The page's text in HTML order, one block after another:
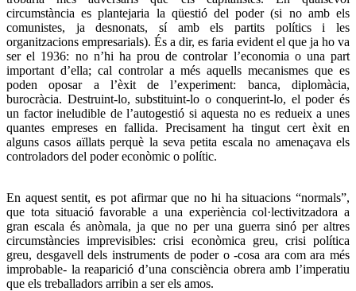
circumstància es plantejaria la qüestió del poder (si no amb els
comunistes, ja desnonats, sí amb els partits polítics i les
organitzacions empresarials). És a dir, es faria evident el que ja ho va
ser el 1936: no n’hi ha prou de controlar l’economia o una part
important d’ella; cal controlar a més aquells mecanismes que es
poden oposar a l’èxit de l’experiment: banca, diplomàcia,
burocràcia. Destruint-lo, substituint-lo o conquerint-lo, el poder és
un factor ineludible de l’autogestió si aquesta no es redueix a unes
quantes empreses en fallida. Precisament ha tingut cert èxit en
alguns casos aïllats perquè la seva petita escala no amenaçava els
controladors del poder econòmic o polític.
En aquest sentit, es pot afirmar que no hi ha situacions “normals”,
que tota situació favorable a una experiència col·lectivitzadora a
gran escala és anòmala, ja que no per una guerra sinó per altres
circumstàncies imprevisibles: crisi econòmica greu, crisi política
greu, desgavell dels instruments de poder o -cosa ara com ara més
improbable- la reaparició d’una consciència obrera amb l’imperatiu
que els treballadors arribin a ser els amos.